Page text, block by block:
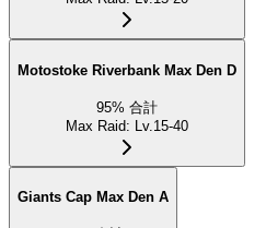
Motostoke Riverbank Max Den D
95% 合計
Max Raid: Lv.15-40
Giants Cap Max Den A